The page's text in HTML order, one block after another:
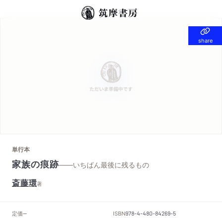
share
share
単行本
家族の痕跡——いちばん最後に残るもの
斎藤環著
定価-- ISBN978-4-480-84269-5